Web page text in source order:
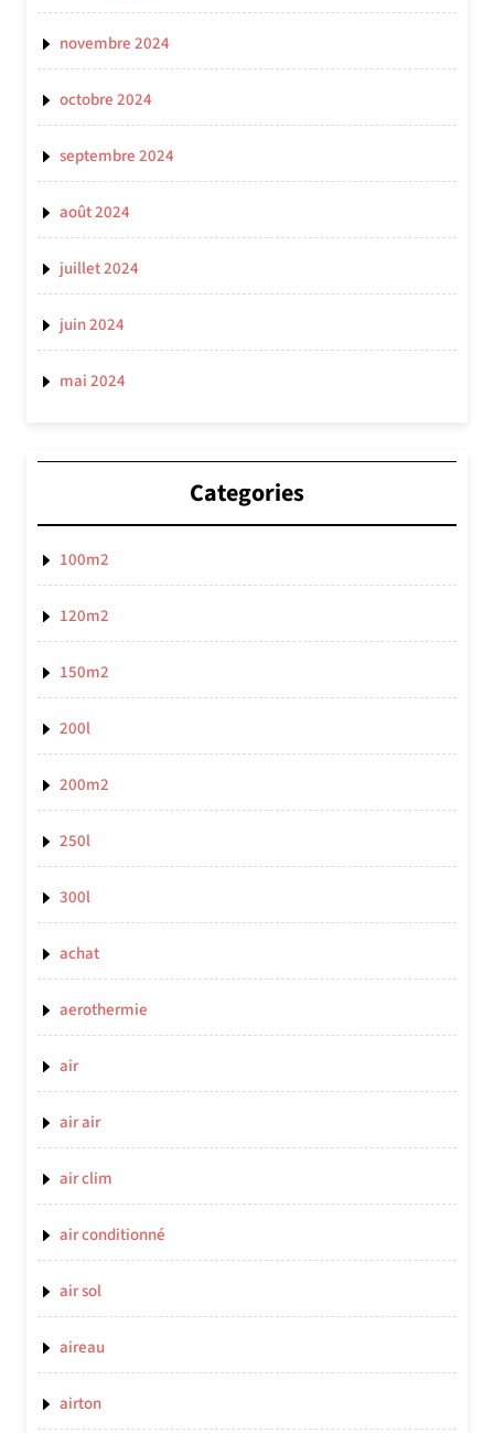
novembre 2024
octobre 2024
septembre 2024
août 2024
juillet 2024
juin 2024
mai 2024
Categories
100m2
120m2
150m2
200l
200m2
250l
300l
achat
aerothermie
air
air air
air clim
air conditionné
air sol
aireau
airton